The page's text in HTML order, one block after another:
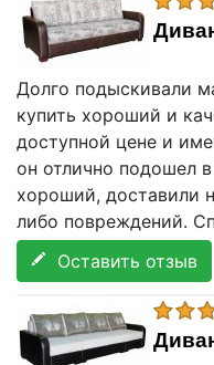
Долго подыскивали
купить хороший и
доступной цене и
он отлично подошел
хороший, доставили
либо повреждений.
Оставить отзыв